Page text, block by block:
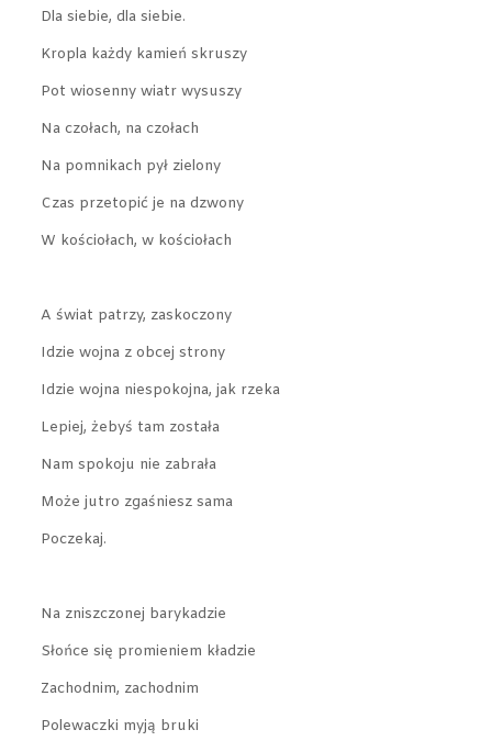
Dla siebie, dla siebie.
Kropla każdy kamień skruszy
Pot wiosenny wiatr wysuszy
Na czołach, na czołach
Na pomnikach pył zielony
Czas przetopić je na dzwony
W kościołach, w kościołach
A świat patrzy, zaskoczony
Idzie wojna z obcej strony
Idzie wojna niespokojna, jak rzeka
Lepiej, żebyś tam została
Nam spokoju nie zabrała
Może jutro zgaśniesz sama
Poczekaj.
Na zniszczonej barykadzie
Słońce się promieniem kładzie
Zachodnim, zachodnim
Polewaczki myją bruki